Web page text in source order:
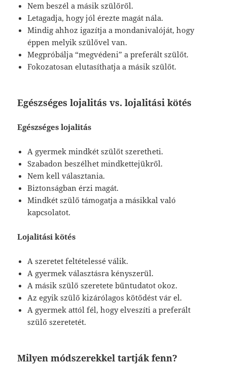
Nem beszél a másik szülőről.
Letagadja, hogy jól érezte magát nála.
Mindig ahhoz igazítja a mondanivalóját, hogy
éppen melyik szülővel van.
Megpróbálja “megvédeni” a preferált szülőt.
Fokozatosan elutasíthatja a másik szülőt.
Egészséges lojalitás vs. lojalitási kötés
Egészséges lojalitás
A gyermek mindkét szülőt szeretheti.
Szabadon beszélhet mindkettejükről.
Nem kell választania.
Biztonságban érzi magát.
Mindkét szülő támogatja a másikkal való
kapcsolatot.
Lojalitási kötés
A szeretet feltételessé válik.
A gyermek választásra kényszerül.
A másik szülő szeretete bűntudatot okoz.
Az egyik szülő kizárólagos kötődést vár el.
A gyermek attól fél, hogy elveszíti a preferált
szülő szeretetét.
Milyen módszerekkel tartják fenn?